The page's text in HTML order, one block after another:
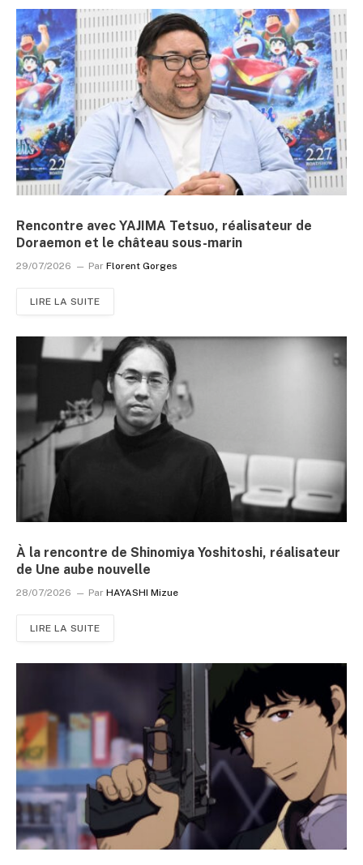
Rencontre avec YAJIMA Tetsuo, réalisateur de
Doraemon et le château sous-marin
29/07/2026 Par Florent Gorges
LIRE LA SUITE
À la rencontre de Shinomiya Yoshitoshi, réalisateur
de Une aube nouvelle
28/07/2026 Par HAYASHI Mizue
LIRE LA SUITE